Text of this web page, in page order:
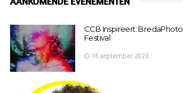
CCB Inspireert: BredaPhoto
Festival
16 september 2026